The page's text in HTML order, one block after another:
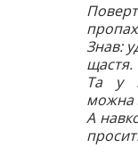
Знав:
щастя.
Та у
можна
А